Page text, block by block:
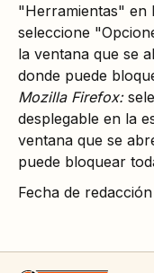
"Herramientas" en
seleccione
la ventana que se
donde puede
Mozilla Firefox:
desplegable en la
ventana que se
puede bloquear
Fecha de